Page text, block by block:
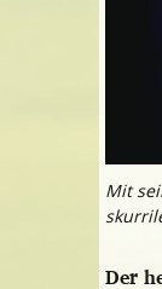
Mit
Der